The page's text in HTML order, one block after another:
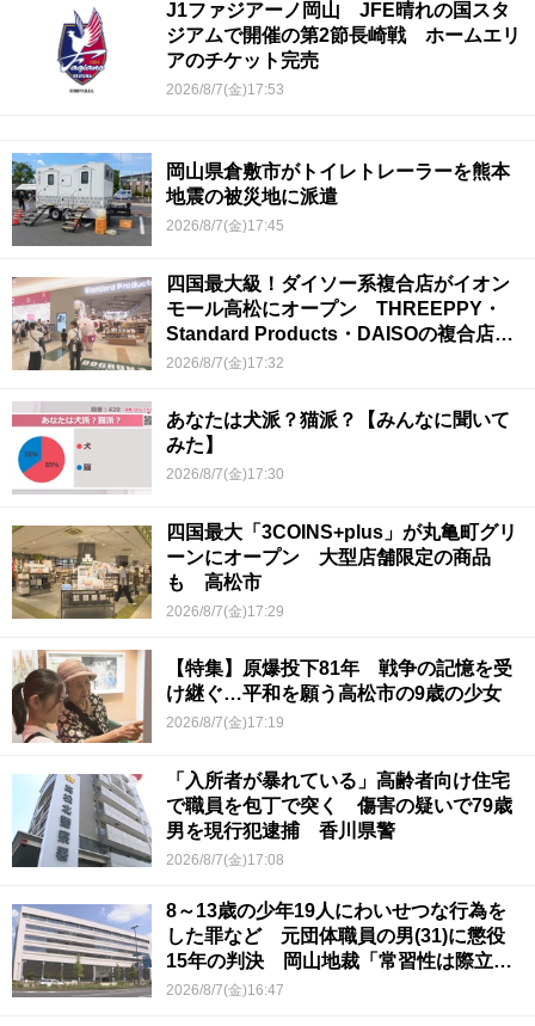
J1ファジアーノ岡山 JFE晴れの国スタ
ジアムで開催の第2節長崎戦 ホームエリ
アのチケット完売
2026/8/7(金)17:53
岡山県倉敷市がトイレトレーラーを熊本
地震の被災地に派遣
2026/8/7(金)17:45
四国最大級！ダイソー系複合店がイオン
モール高松にオープン THREEPPY・
Standard Products・DAISOの複合店は
香川県初
2026/8/7(金)17:32
あなたは犬派？猫派？【みんなに聞いて
みた】
2026/8/7(金)17:30
四国最大「3COINS+plus」が丸亀町グリ
ーンにオープン 大型店舗限定の商品
も 高松市
2026/8/7(金)17:29
【特集】原爆投下81年 戦争の記憶を受
け継ぐ…平和を願う高松市の9歳の少女
2026/8/7(金)17:19
「入所者が暴れている」高齢者向け住宅
で職員を包丁で突く 傷害の疑いで79歳
男を現行犯逮捕 香川県警
2026/8/7(金)17:08
8～13歳の少年19人にわいせつな行為を
した罪など 元団体職員の男(31)に懲役
15年の判決 岡山地裁「常習性は際立っ
ていて被害結果も非常に重い」
2026/8/7(金)16:47